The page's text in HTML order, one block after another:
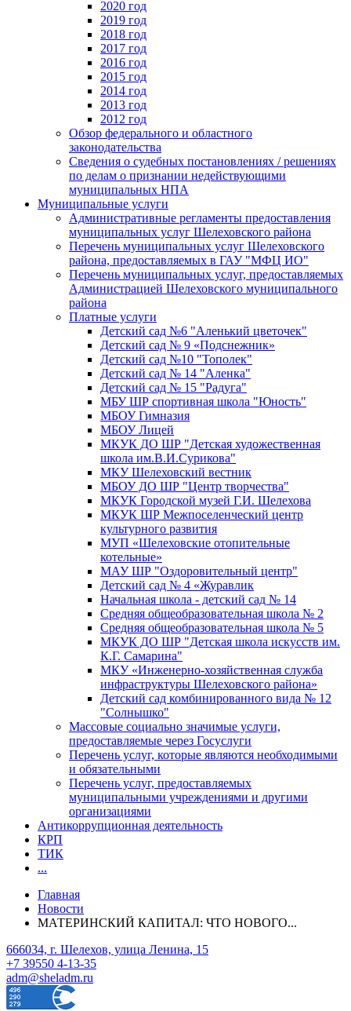
2020 год
2019 год
2018 год
2017 год
2016 год
2015 год
2014 год
2013 год
2012 год
Обзор федерального и областного
законодательства
Сведения о судебных постановлениях / решениях
по делам о признании недействующими
муниципальных НПА
Муниципальные услуги
Административные регламенты предоставления
муниципальных услуг Шелеховского района
Перечень муниципальных услуг Шелеховского
района, предоставляемых в ГАУ "МФЦ ИО"
Перечень муниципальных услуг, предоставляемых
Администрацией Шелеховского муниципального
района
Платные услуги
Детский сад №6 "Аленький цветочек"
Детский сад № 9 «Подснежник»
Детский сад №10 "Тополек"
Детский сад № 14 "Аленка"
Детский сад № 15 "Радуга"
МБУ ШР спортивная школа "Юность"
МБОУ Гимназия
МБОУ Лицей
МКУК ДО ШР "Детская художественная
школа им.В.И.Сурикова"
МКУ Шелеховский вестник
МБОУ ДО ШР "Центр творчества"
МКУК Городской музей Г.И. Шелехова
МКУК ШР Межпоселенческий центр
культурного развития
МУП «Шелеховские отопительные
котельные»
МАУ ШР "Оздоровительный центр"
Детский сад № 4 «Журавлик
Начальная школа - детский сад № 14
Средняя общеобразовательная школа № 2
Средняя общеобразовательная школа № 5
МКУК ДО ШР "Детская школа искусств им.
К.Г. Самарина"
МКУ «Инженерно-хозяйственная служба
инфраструктуры Шелеховского района»
Детский сад комбинированного вида № 12
"Солнышко"
Массовые социально значимые услуги,
предоставляемые через Госуслуги
Перечень услуг, которые являются необходимыми
и обязательными
Перечень услуг, предоставляемых
муниципальными учреждениями и другими
организациями
Антикоррупционная деятельность
КРП
ТИК
...
Главная
Новости
МАТЕРИНСКИЙ КАПИТАЛ: ЧТО НОВОГО...
666034, г. Шелехов, улица Ленина, 15
+7 39550 4-13-35
adm@sheladm.ru